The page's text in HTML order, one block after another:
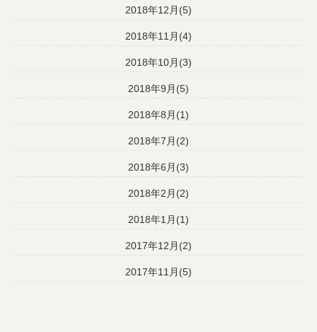
2018年12月(5)
2018年11月(4)
2018年10月(3)
2018年9月(5)
2018年8月(1)
2018年7月(2)
2018年6月(3)
2018年2月(2)
2018年1月(1)
2017年12月(2)
2017年11月(5)